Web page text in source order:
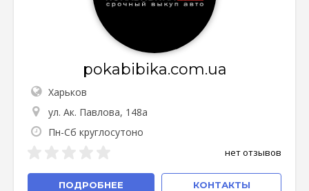
pokabibika.com.ua
Харьков
ул. Ак. Павлова, 148а
Пн-Сб круглосутоно
нет отзывов
ПОДРОБНЕЕ КОНТАКТЫ